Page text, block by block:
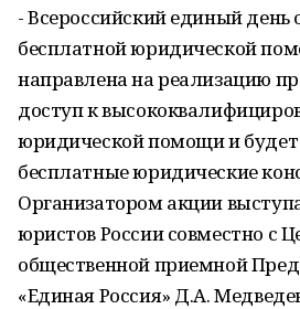
- Всероссийский единый день
бесплатной юридической
направлена на реализацию
доступ к
юридической помощи и будет
бесплатные юридические
Организатором акции
юристов России совместно с
общественной приемной
«Единая Россия» Д.А.